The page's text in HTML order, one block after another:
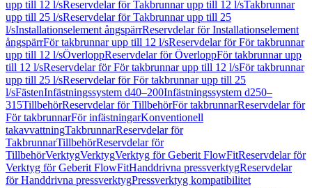
upp till 12 l/sReservdelar för Takbrunnar upp till 12 l/sTakbrunnar
upp till 25 l/sReservdelar för Takbrunnar upp till 25
l/sInstallationselement ångspärrReservdelar för Installationselement
ångspärrFör takbrunnar upp till 12 l/sReservdelar för För takbrunnar
upp till 12 l/sÖverloppReservdelar för ÖverloppFör takbrunnar upp
till 12 l/sReservdelar för För takbrunnar upp till 12 l/sFör takbrunnar
upp till 25 l/sReservdelar för För takbrunnar upp till 25
l/sFästenInfästningssystem d40–200Infästningssystem d250–
315TillbehörReservdelar för TillbehörFör takbrunnarReservdelar för
För takbrunnarFör infästningarKonventionell
takavvattningTakbrunnarReservdelar för
TakbrunnarTillbehörReservdelar för
TillbehörVerktygVerktygVerktyg för Geberit FlowFitReservdelar för
Verktyg för Geberit FlowFitHanddrivna pressverktygReservdelar
för Handdrivna pressverktygPressverktyg kompatibilitet